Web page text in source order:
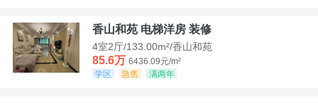
香山和苑 电梯洋房 装修
4室2厅/133.00m²/香山和苑
85.6万 6436.09元/m²
学区
急售 满两年